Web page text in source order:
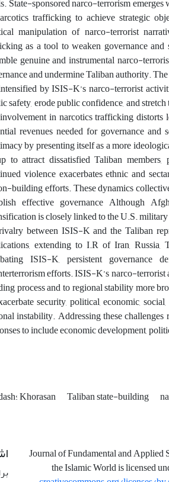
trafficking to achieve strategic
manipulation of narco-terrorist
as a tool to weaken governance
genuine and instrumental narco-
and undermine Taliban authority.
by ISIS-K’s narco-terrorist
safety, erode public confidence, and
in narcotics trafficking
revenues needed for governance and
by presenting itself as a more
to attract dissatisfied Taliban
violence exacerbates ethnic and
building efforts. These dynamics
effective governance Although
is closely linked to the U.S.
between ISIS-K and the Taliban
extending to I.R of Iran, Russia,
ISIS-K, persistent governance
efforts. ISIS-K’s narco-terrorist
process and to regional stability more
security, political, economic,
instability. Addressing these
to include economic development,
ISIS&‌ndash؛ Khorasan Taliban state-building
Journal of Fundamental and Applied
the Islamic World is licensed